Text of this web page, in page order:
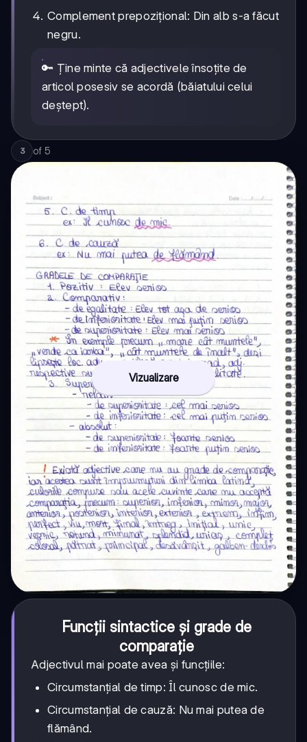
Complement prepozițional: Din alb s-a făcut
negru.
🔑 Ține minte că adjectivele însoțite de
articol posesiv se acordă (băiatului celui
deștept).
3 of 5
Vizualizare
Funcții sintactice și grade de
comparație
Adjectivul mai poate avea și funcțiile:
Circumstanțial de timp: Îl cunosc de mic.
Circumstanțial de cauză: Nu mai putea de
flămând.